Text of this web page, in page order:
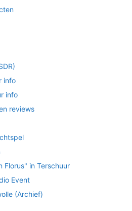
info
info
reviews
Florus" in Terschuur
Event
(Archief)